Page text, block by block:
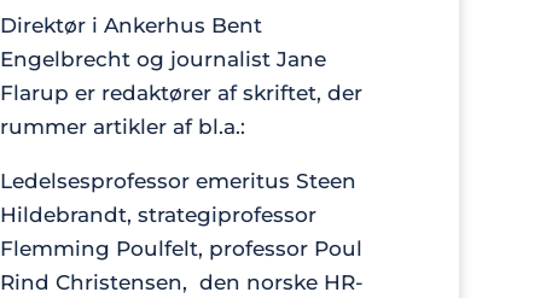
Direktør i Ankerhus Bent
Engelbrecht og journalist Jane
Flarup er redaktører af skriftet, der
rummer artikler af bl.a.:
Ledelsesprofessor emeritus Steen
Hildebrandt, strategiprofessor
Flemming Poulfelt, professor Poul
Rind Christensen, den norske HR-